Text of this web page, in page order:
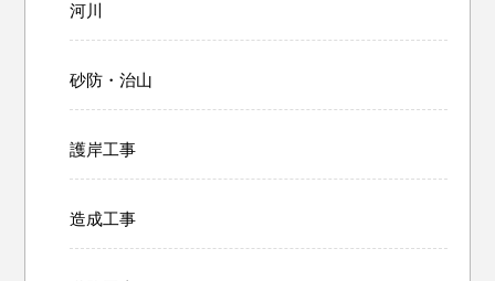
河川
砂防・治山
護岸工事
造成工事